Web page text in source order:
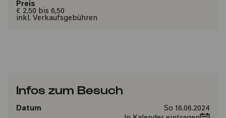
Preis
€ 2,50 bis 6,50
inkl. Verkaufsgebühren
Infos zum Besuch
Datum
So 16.06.2024